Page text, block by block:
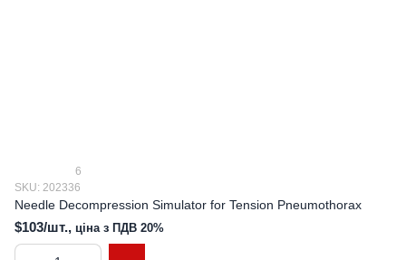
6
SKU: 202336
Needle Decompression Simulator for Tension Pneumothorax
$103/шт., ціна з ПДВ 20%